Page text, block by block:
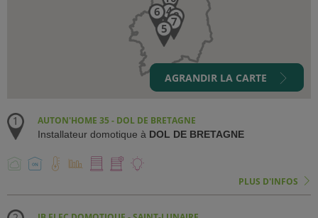
AGRANDIR LA CARTE
AUTON'HOME 35 - DOL DE BRETAGNE
Installateur domotique à DOL DE BRETAGNE
PLUS D'INFOS